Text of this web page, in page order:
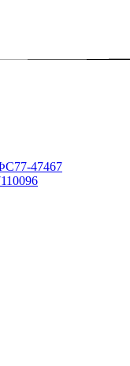
47467